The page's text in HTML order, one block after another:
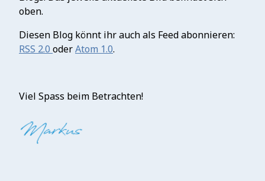
oben.
Diesen Blog könnt ihr auch als Feed abonnieren:
RSS 2.0 oderAtom 1.0.
Viel Spass beim Betrachten!